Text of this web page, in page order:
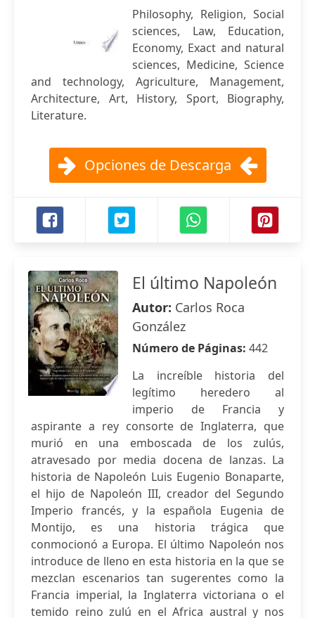
Philosophy, Religion, Social
sciences, Law, Education,
Economy, Exact and natural
sciences, Medicine, Science
and technology, Agriculture, Management,
Architecture, Art, History, Sport, Biography,
Literature.
Opciones de Descarga
El último Napoleón
Autor: Carlos Roca
González
Número de Páginas: 442
La increíble historia del
legítimo heredero al
imperio de Francia y
aspirante a rey consorte de Inglaterra, que
murió en una emboscada de los zulús,
atravesado por media docena de lanzas. La
historia de Napoleón Luis Eugenio Bonaparte,
el hijo de Napoleón III, creador del Segundo
Imperio francés, y la española Eugenia de
Montijo, es una historia trágica que
conmocionó a Europa. El último Napoleón nos
introduce de lleno en esta historia en la que se
mezclan escenarios tan sugerentes como la
Francia imperial, la Inglaterra victoriana o el
temido reino zulú en el Africa austral y nos